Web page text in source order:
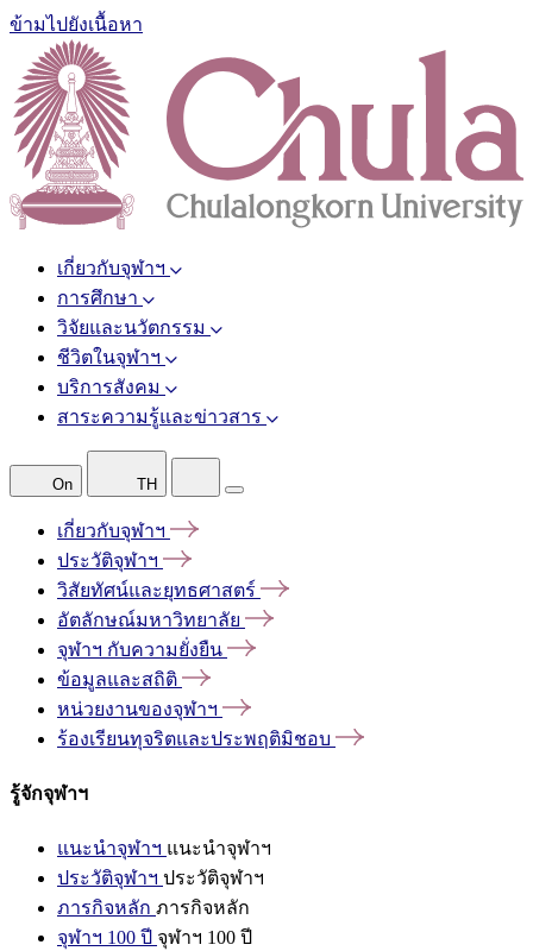
ข้ามไปยังเนื้อหา
เกี่ยวกับจุฬาฯ
การศึกษา
วิจัยและนวัตกรรม
ชีวิตในจุฬาฯ
บริการสังคม
สาระความรู้และข่าวสาร
On TH
เกี่ยวกับจุฬาฯ
ประวัติจุฬาฯ
วิสัยทัศน์และยุทธศาสตร์
อัตลักษณ์มหาวิทยาลัย
จุฬาฯ กับความยั่งยืน
ข้อมูลและสถิติ
หน่วยงานของจุฬาฯ
ร้องเรียนทุจริตและประพฤติมิชอบ
รู้จักจุฬาฯ
แนะนำจุฬาฯ แนะนำจุฬาฯ
ประวัติจุฬาฯ ประวัติจุฬาฯ
ภารกิจหลัก ภารกิจหลัก
จุฬาฯ 100 ปี จุฬาฯ 100 ปี